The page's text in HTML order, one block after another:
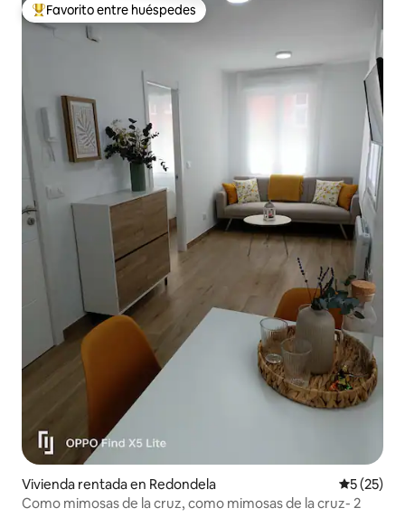
Favorito entre huéspedes preferido
Favorito entre huéspedes
Vivienda rentada en Redondela
5 (25)
Como mimosas de la cruz, como mimosas de la cruz- 2